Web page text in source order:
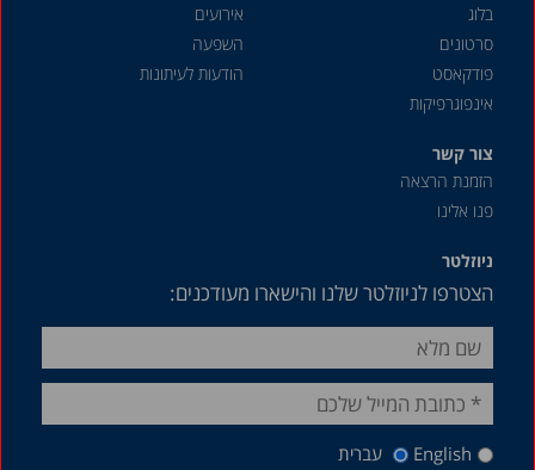
בלוג
סרטונים
פודקאסט
אינפוגרפיקות
אירועים
השפעה
הודעות לעיתונות
צור קשר
הזמנת הרצאה
פנו אלינו
ניוזלטר
הצטרפו לניוזלטר שלנו והישארו מעודכנים:
English עברית